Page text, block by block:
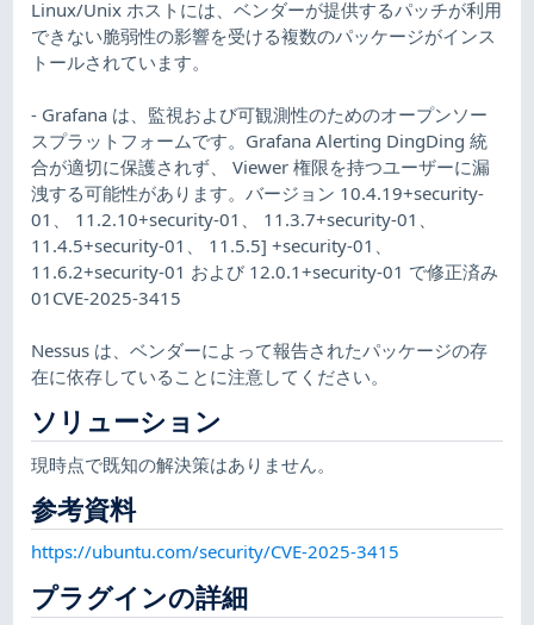
Linux/Unix ホストには、ベンダーが提供するパッチが利用
できない脆弱性の影響を受ける複数のパッケージがインス
トールされています。
- Grafana は、監視および可観測性のためのオープンソー
スプラットフォームです。Grafana Alerting DingDing 統
合が適切に保護されず、 Viewer 権限を持つユーザーに漏
洩する可能性があります。バージョン 10.4.19+security-
01、 11.2.10+security-01、 11.3.7+security-01、
11.4.5+security-01、 11.5.5] +security-01、
11.6.2+security-01 および 12.0.1+security-01 で修正済み
01CVE-2025-3415
Nessus は、ベンダーによって報告されたパッケージの存
在に依存していることに注意してください。
ソリューション
現時点で既知の解決策はありません。
参考資料
https://ubuntu.com/security/CVE-2025-3415
プラグインの詳細